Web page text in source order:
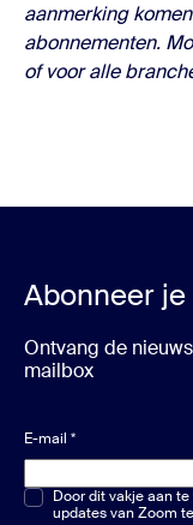
aanmerking
abonnementen.
of voor alle
Abonneer
Ontvang de
mailbox
E-mail *
Meerkeuze of één
Door dit vakje aan
updates van Zoom